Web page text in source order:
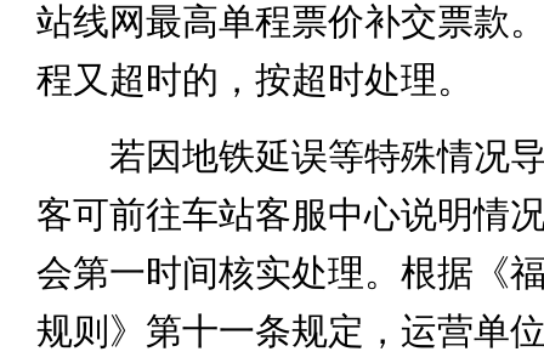
站线网最高单程票价补交票款
程又超时的，按超时处理。
若因地铁延误等特殊情况导
客可前往车站客服中心说明情
会第一时间核实处理。根据《
规则》第十一条规定，运营单